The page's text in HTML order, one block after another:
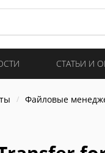
СТАТЬИ И
Файловые